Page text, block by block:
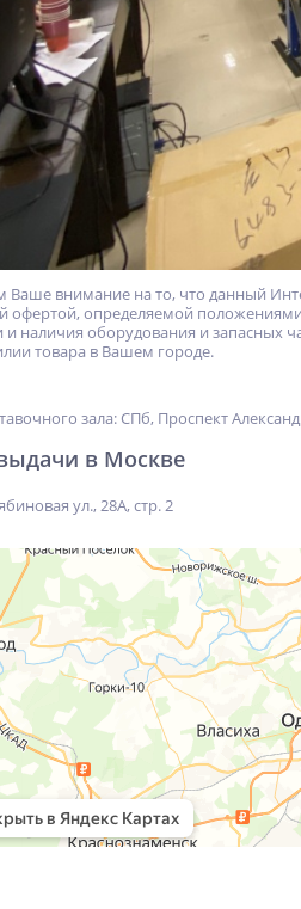
внимание на то, что данный
офертой, определяемой
и наличия оборудования и запасных
товара в Вашем городе.
зала: СПб, Проспект
в Москве
ул., 28А, стр. 2